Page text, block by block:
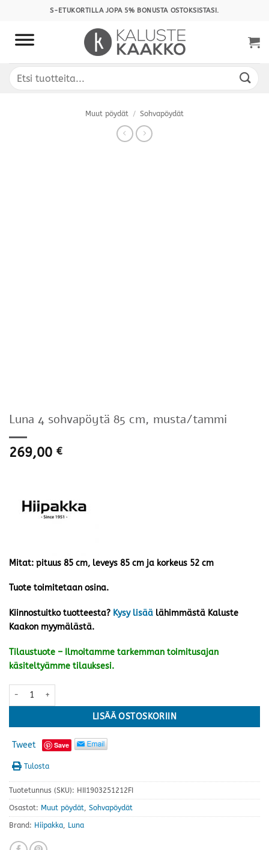
content
S-ETUKORTILLA JOPA 5% BONUSTA OSTOKSISTASI.
Etsi:
Muut pöydät / Sohvapöydät
Luna 4 sohvapöytä 85 cm, musta/tammi
269,00 €
Mitat: pituus 85 cm, leveys 85 cm ja korkeus 52 cm
Tuote toimitetaan osina.
Kiinnostuitko tuotteesta? Kysy lisää lähimmästä Kaluste
Kaakon myymälästä.
Tilaustuote – Ilmoitamme tarkemman toimitusajan
käsiteltyämme tilauksesi.
Luna 4 sohvapöytä 85 cm, musta/tammi määrä
LISÄÄ OSTOSKORIIN
Tweet Save
Tulosta
Tuotetunnus (SKU): HII1903251212FI
Osastot: Muut pöydät, Sohvapöydät
Brand: Hiipakka, Luna